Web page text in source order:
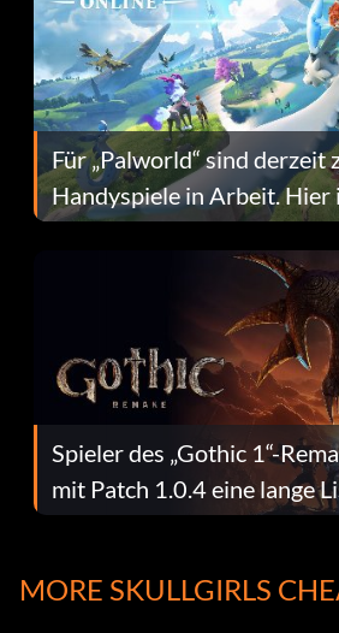
Für „Palworld“ sind derzeit
Handyspiele in Arbeit. Hier
dafür.
Spieler des „Gothic 1“-
mit Patch 1.0.4 eine lange
Fehlerbehebungen
MORE SKULLGIRLS